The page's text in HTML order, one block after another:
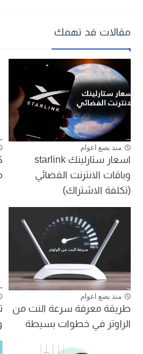
مقالات قد تهمك
منذ بضع اعوام
اسعار ستارلينك starlink
وباقات الانترنت الفضائي
(تكلفة الاشتراك)
منذ بضع اعوام
طريقة معرفة سرعة النت من
الراوتر في خطوات بسيطة